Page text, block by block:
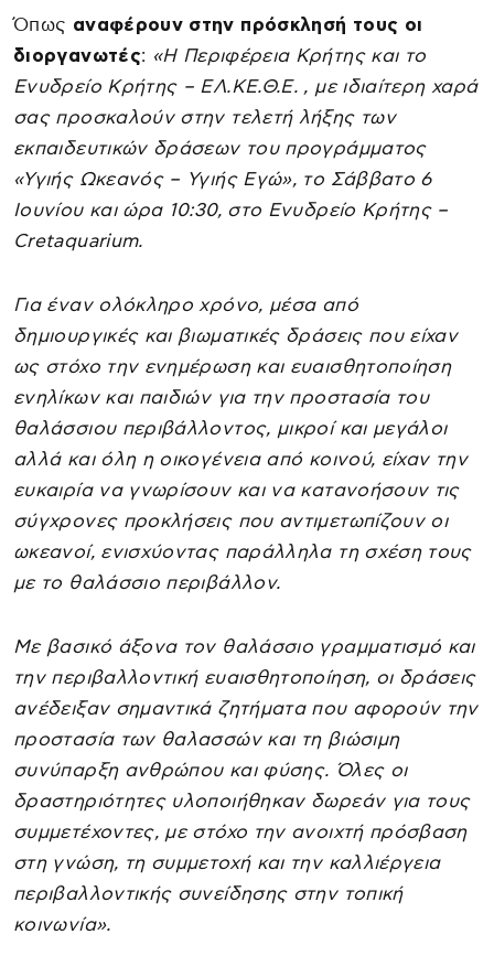
Όπως αναφέρουν στην πρόσκλησή τους οι
διοργανωτές: «Η Περιφέρεια Κρήτης και το
Ενυδρείο Κρήτης – ΕΛ.ΚΕ.Θ.Ε. , με ιδιαίτερη χαρά
σας προσκαλούν στην τελετή λήξης των
εκπαιδευτικών δράσεων του προγράμματος
«Υγιής Ωκεανός – Υγιής Εγώ», το Σάββατο 6
Ιουνίου και ώρα 10:30, στο Ενυδρείο Κρήτης –
Cretaquarium.
Για έναν ολόκληρο χρόνο, μέσα από
δημιουργικές και βιωματικές δράσεις που είχαν
ως στόχο την ενημέρωση και ευαισθητοποίηση
ενηλίκων και παιδιών για την προστασία του
θαλάσσιου περιβάλλοντος, μικροί και μεγάλοι
αλλά και όλη η οικογένεια από κοινού, είχαν την
ευκαιρία να γνωρίσουν και να κατανοήσουν τις
σύγχρονες προκλήσεις που αντιμετωπίζουν οι
ωκεανοί, ενισχύοντας παράλληλα τη σχέση τους
με το θαλάσσιο περιβάλλον.
Με βασικό άξονα τον θαλάσσιο γραμματισμό και
την περιβαλλοντική ευαισθητοποίηση, οι δράσεις
ανέδειξαν σημαντικά ζητήματα που αφορούν την
προστασία των θαλασσών και τη βιώσιμη
συνύπαρξη ανθρώπου και φύσης. Όλες οι
δραστηριότητες υλοποιήθηκαν δωρεάν για τους
συμμετέχοντες, με στόχο την ανοιχτή πρόσβαση
στη γνώση, τη συμμετοχή και την καλλιέργεια
περιβαλλοντικής συνείδησης στην τοπική
κοινωνία».